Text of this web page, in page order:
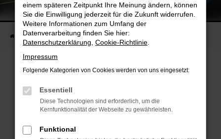
Unsere Fahrzeugangebote
Bei uns finden Sie bestimmt Ihren Nächsten
Startseite Fahrzeugangebote Bestandsfahrzeuge
Fehler: Network Error
Beim Laden ist ein Fehler aufgetreten.
können:
einem späteren Zeitpunkt Ihre Meinung ändern, können
Sie die Einwilligung jederzeit für die Zukunft widerrufen.
Weitere Informationen zum Umfang der
Datenverarbeitung finden Sie hier:
Datenschutzerklärung Cookie-Richtlinie
Impressum
Folgende Kategorien von Cookies werden von uns eingesetzt:
Essentiell
Diese Technologien sind erforderlich, um die
Kernfunktionalität der Webseite zu gewährleisten.
Funktional